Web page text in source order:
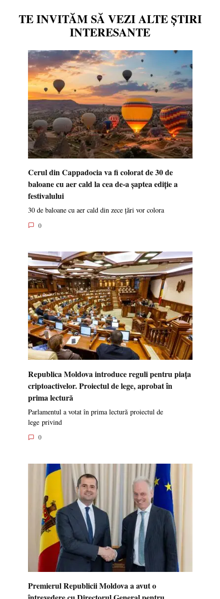
TE INVITĂM SĂ VEZI ALTE ȘTIRI
INTERESANTE
Cerul din Cappadocia va fi colorat de 30 de
baloane cu aer cald la cea de-a șaptea ediție a
festivalului
30 de baloane cu aer cald din zece țări vor colora
0
Republica Moldova introduce reguli pentru piața
criptoactivelor. Proiectul de lege, aprobat în
prima lectură
Parlamentul a votat în prima lectură proiectul de
lege privind
0
Premierul Republicii Moldova a avut o